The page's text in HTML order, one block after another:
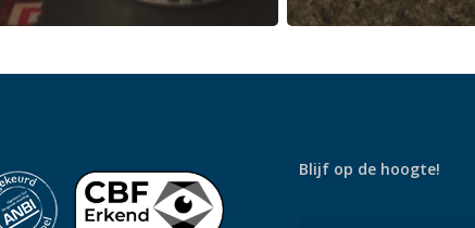
Blijf op de hoogte!